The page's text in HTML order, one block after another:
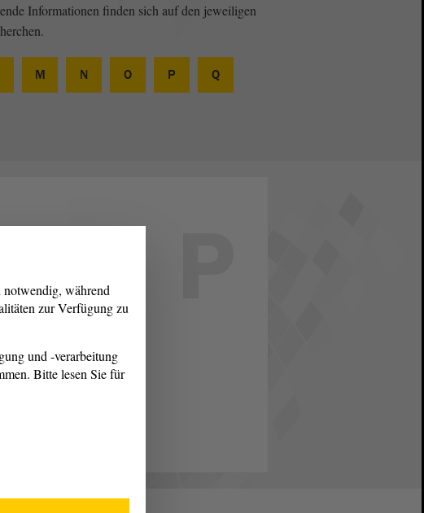
Informationen finden sich auf den jeweiligen
M N O P Q
während
zur Verfügung zu
und -verarbeitung
Bitte lesen Sie für